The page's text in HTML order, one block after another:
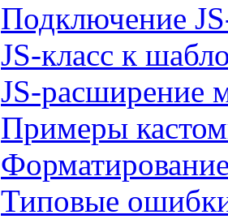
Подключение
JS-класс к
JS-расширение
Примеры
Типовые